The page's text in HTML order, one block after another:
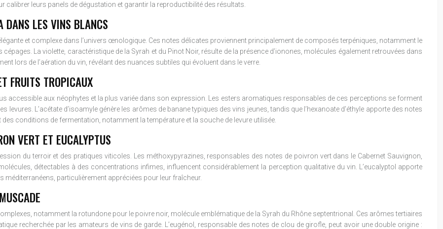
calibrer leurs panels de dégustation et garantir la reproductibilité des résultats.
DANS LES VINS BLANCS
et complexe dans l’univers œnologique. Ces notes délicates proviennent principalement de composés terpéniques, notamment le
La violette, caractéristique de la Syrah et du Pinot Noir, résulte de la présence d’ionones, molécules également retrouvées dans
lors de l’aération du vin, révélant des nuances subtiles qui évoluent dans le verre.
FRUITS TROPICAUX
accessible aux néophytes et la plus variée dans son expression. Les esters aromatiques responsables de ces perceptions se forment
L’acétate d’isoamyle génère les arômes de banane typiques des vins jeunes, tandis que l’hexanoate d’éthyle apporte des notes
conditions de fermentation, notamment la température et la souche de levure utilisée.
VERT ET EUCALYPTUS
du terroir et des pratiques viticoles. Les méthoxypyrazines, responsables des notes de poivron vert dans le Cabernet Sauvignon,
détectables à des concentrations infimes, influencent considérablement la perception qualitative du vin. L’eucalyptol apporte
particulièrement appréciées pour leur fraîcheur.
notamment la rotundone pour le poivre noir, molécule emblématique de la Syrah du Rhône septentrional. Ces arômes tertiaires
recherchée par les amateurs de vins de garde. L’eugénol, responsable des notes de clou de girofle, peut avoir une double origine :